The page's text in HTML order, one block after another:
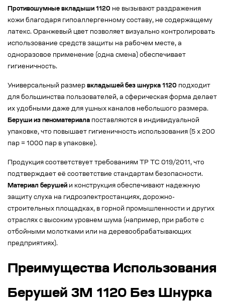
Противошумные вкладыши 1120 не вызывают раздражения
кожи благодаря гипоаллергенному составу, не содержащему
латекс. Оранжевый цвет позволяет визуально контролировать
использование средств защиты на рабочем месте, а
одноразовое применение (одна смена) обеспечивает
гигиеничность.
Универсальный размер вкладышей без шнурка 1120 подходит
для большинства пользователей, а сферическая форма делает
их удобными даже для ушных каналов небольшого размера.
Беруши из пеноматериала поставляются в индивидуальной
упаковке, что повышает гигиеничность использования (5 x 200
пар = 1000 пар в упаковке).
Продукция соответствует требованиям ТР ТС 019/2011, что
подтверждает её соответствие стандартам безопасности.
Материал берушей и конструкция обеспечивают надежную
защиту слуха на гидроэлектростанциях, дорожно-
строительных площадках, в горной промышленности и других
отраслях с высоким уровнем шума (например, при работе с
отбойными молотками или на деревообрабатывающих
предприятиях).
Преимущества Использования
Берушей 3M 1120 Без Шнурка